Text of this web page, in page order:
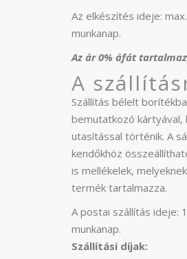
Az elkészítés ideje:
munkanap.
Az ár 0% áfát
A
Szállítás bélelt
bemutatkozó kártyával,
utasítással történik. A
kendőkhöz
is mellékelek,
termék tartalmazza.
A postai szállítás ideje:
munkanap.
Szállítási díjak: